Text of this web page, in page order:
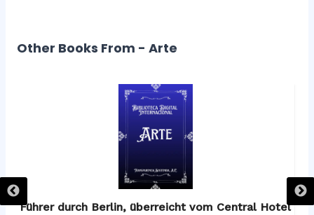
Other Books From - Arte
Führer durch Berlin, überreicht vom Central Hotel